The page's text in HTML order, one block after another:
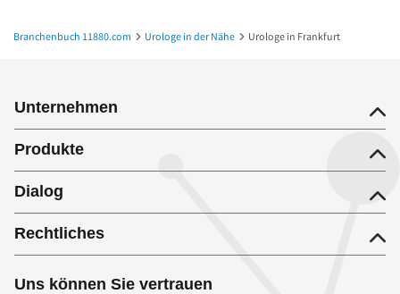
Branchenbuch 11880.com Urologe in der Nähe Urologe in Frankfurt
Unternehmen
Produkte
Dialog
Rechtliches
Uns können Sie vertrauen